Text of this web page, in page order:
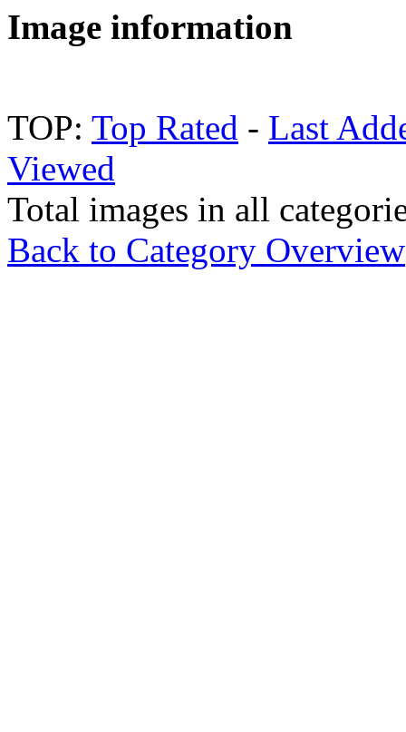
Image information
TOP: Top Rated - Last
Viewed
Total images in all
Back to Category Overview